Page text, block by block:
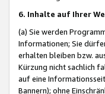
6. Inhalte auf Ihrer
(a) Sie werden
Informationen; Sie
erhalten bleiben bzw.
Kürzung nicht sachlich
auf eine
Bannern); ohne